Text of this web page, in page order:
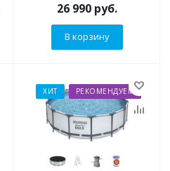
26 990руб.
В корзину
ХИТ РЕКОМЕНДУЕМ